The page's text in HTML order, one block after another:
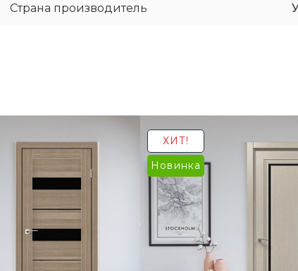
Страна производитель
ХИТ!
Новинка